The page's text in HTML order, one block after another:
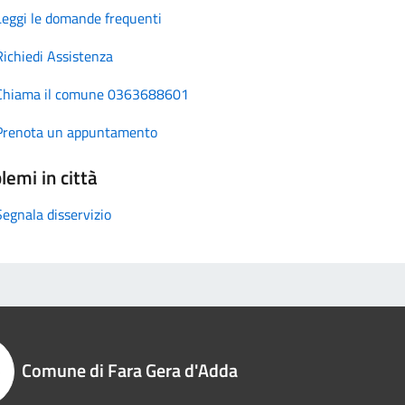
le domande frequenti
Assistenza
il comune 0363688601
un appuntamento
in città
disservizio
Comune di Fara Gera d'Adda